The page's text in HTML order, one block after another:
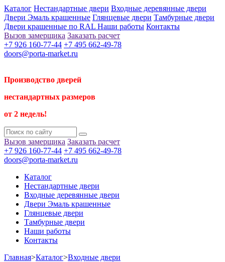
Каталог Нестандартные двери Входные деревянные двери
Двери Эмаль крашенные Глянцевые двери Тамбурные двери
Двери крашенные по RAL Наши работы Контакты
Вызов замерщика Заказать расчет
+7 926 160-77-44 +7 495 662-49-78
doors@porta-market.ru
Производство дверей
нестандартных размеров
от 2 недель!
Вызов замерщика Заказать расчет
+7 926 160-77-44 +7 495 662-49-78
doors@porta-market.ru
Каталог
Нестандартные двери
Входные деревянные двери
Двери Эмаль крашенные
Глянцевые двери
Тамбурные двери
Наши работы
Контакты
Главная>Каталог>Входные двери